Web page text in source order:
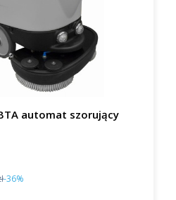
automat szorujący
-36%